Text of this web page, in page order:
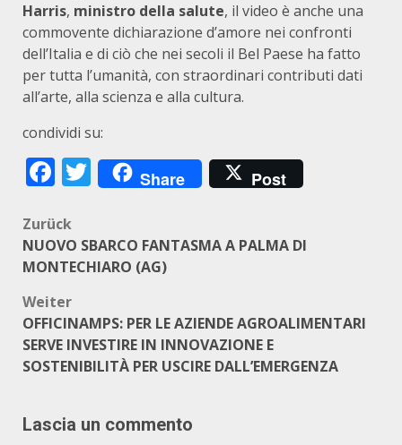
Harris, ministro della salute, il video è anche una
commovente dichiarazione d’amore nei confronti
dell’Italia e di ciò che nei secoli il Bel Paese ha fatto
per tutta l’umanità, con straordinari contributi dati
all’arte, alla scienza e alla cultura.
condividi su:
Facebook
Twitter
Share Post
Beitragsnavigation
Zurück
NUOVO SBARCO FANTASMA A PALMA DI
MONTECHIARO (AG)
Weiter
OFFICINAMPS: PER LE AZIENDE AGROALIMENTARI
SERVE INVESTIRE IN INNOVAZIONE E
SOSTENIBILITÀ PER USCIRE DALL’EMERGENZA
Lascia un commento